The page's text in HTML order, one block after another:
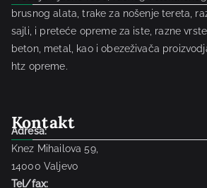
brusnog alata, trake za nošenje tereta,
sajli, i preteće opreme za iste, razne
beton, metal, kao i obezeživača
htz opreme.
Kontakt
Adresa:
Knez Mihailova 59,
14000 Valjevo
Tel/fax: